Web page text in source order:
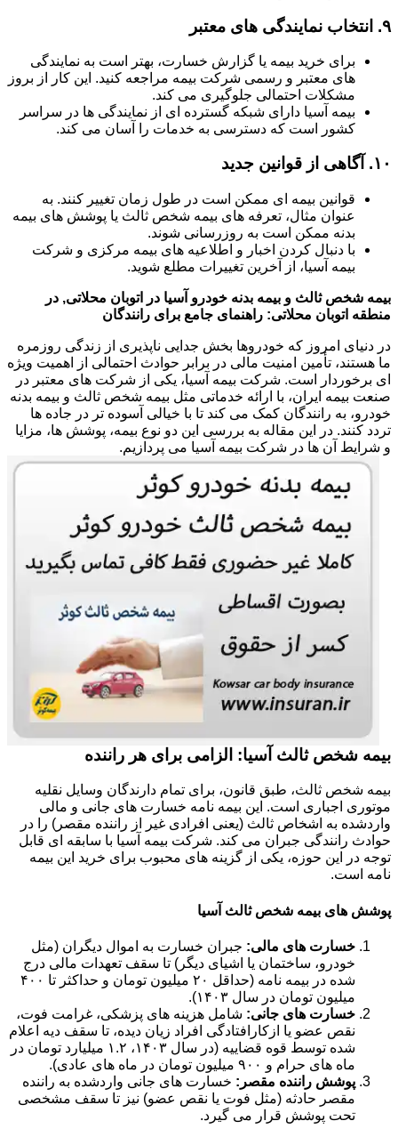
۹. انتخاب نمایندگی های معتبر
برای خرید بیمه یا گزارش خسارت، بهتر است به نمایندگی
های معتبر و رسمی شرکت بیمه مراجعه کنید. این کار از بروز
مشکلات احتمالی جلوگیری می کند.
بیمه آسیا دارای شبکه گسترده ای از نمایندگی ها در سراسر
کشور است که دسترسی به خدمات را آسان می کند.
۱۰. آگاهی از قوانین جدید
قوانین بیمه ای ممکن است در طول زمان تغییر کنند. به
عنوان مثال، تعرفه های بیمه شخص ثالث یا پوشش های بیمه
بدنه ممکن است به روزرسانی شوند.
با دنبال کردن اخبار و اطلاعیه های بیمه مرکزی و شرکت
بیمه آسیا، از آخرین تغییرات مطلع شوید.
بیمه شخص ثالث و بیمه بدنه خودرو آسیا در اتوبان محلاتی, در
منطقه اتوبان محلاتی: راهنمای جامع برای رانندگان
در دنیای امروز که خودروها بخش جدایی ناپذیری از زندگی روزمره
ما هستند، تأمین امنیت مالی در برابر حوادث احتمالی از اهمیت ویژه
ای برخوردار است. شرکت بیمه آسیا، یکی از شرکت های معتبر در
صنعت بیمه ایران، با ارائه خدماتی مثل بیمه شخص ثالث و بیمه بدنه
خودرو، به رانندگان کمک می کند تا با خیالی آسوده تر در جاده ها
تردد کنند. در این مقاله به بررسی این دو نوع بیمه، پوشش ها، مزایا
و شرایط آن ها در شرکت بیمه آسیا می پردازیم.
بیمه شخص ثالث آسیا: الزامی برای هر راننده
بیمه شخص ثالث، طبق قانون، برای تمام دارندگان وسایل نقلیه
موتوری اجباری است. این بیمه نامه خسارت های جانی و مالی
واردشده به اشخاص ثالث (یعنی افرادی غیر از راننده مقصر) را در
حوادث رانندگی جبران می کند. شرکت بیمه آسیا با سابقه ای قابل
توجه در این حوزه، یکی از گزینه های محبوب برای خرید این بیمه
نامه است.
پوشش های بیمه شخص ثالث آسیا
خسارت های مالی: جبران خسارت به اموال دیگران (مثل
خودرو، ساختمان یا اشیای دیگر) تا سقف تعهدات مالی درج
شده در بیمه نامه (حداقل ۲۰ میلیون تومان و حداکثر تا ۴۰۰
میلیون تومان در سال ۱۴۰۳).
خسارت های جانی: شامل هزینه های پزشکی، غرامت فوت،
نقص عضو یا ازکارافتادگی افراد زیان دیده، تا سقف دیه اعلام
شده توسط قوه قضاییه (در سال ۱۴۰۳، ۱.۲ میلیارد تومان در
ماه های حرام و ۹۰۰ میلیون تومان در ماه های عادی).
پوشش راننده مقصر: خسارت های جانی واردشده به راننده
مقصر حادثه (مثل فوت یا نقص عضو) نیز تا سقف مشخصی
تحت پوشش قرار می گیرد.